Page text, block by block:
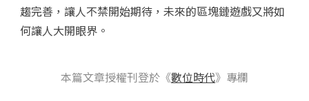
趨完善，讓人不禁開始期待，未來的區塊鏈遊戲又將如
何讓人大開眼界。
本篇文章授權刊登於《數位時代》專欄